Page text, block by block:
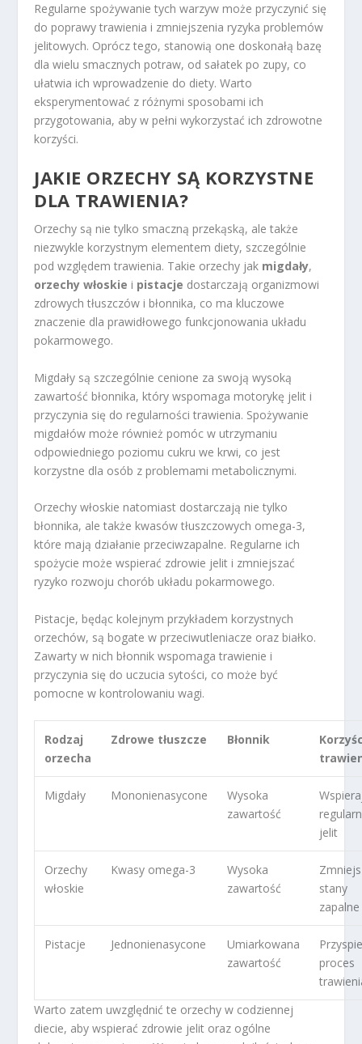
Regularne spożywanie tych warzyw może przyczynić się
do poprawy trawienia i zmniejszenia ryzyka problemów
jelitowych. Oprócz tego, stanowią one doskonałą bazę
dla wielu smacznych potraw, od sałatek po zupy, co
ułatwia ich wprowadzenie do diety. Warto
eksperymentować z różnymi sposobami ich
przygotowania, aby w pełni wykorzystać ich zdrowotne
korzyści.
JAKIE ORZECHY SĄ KORZYSTNE
DLA TRAWIENIA?
Orzechy są nie tylko smaczną przekąską, ale także
niezwykle korzystnym elementem diety, szczególnie
pod względem trawienia. Takie orzechy jak migdały,
orzechy włoskie i pistacje dostarczają organizmowi
zdrowych tłuszczów i błonnika, co ma kluczowe
znaczenie dla prawidłowego funkcjonowania układu
pokarmowego.
Migdały są szczególnie cenione za swoją wysoką
zawartość błonnika, który wspomaga motorykę jelit i
przyczynia się do regularności trawienia. Spożywanie
migdałów może również pomóc w utrzymaniu
odpowiedniego poziomu cukru we krwi, co jest
korzystne dla osób z problemami metabolicznymi.
Orzechy włoskie natomiast dostarczają nie tylko
błonnika, ale także kwasów tłuszczowych omega-3,
które mają działanie przeciwzapalne. Regularne ich
spożycie może wspierać zdrowie jelit i zmniejszać
ryzyko rozwoju chorób układu pokarmowego.
Pistacje, będąc kolejnym przykładem korzystnych
orzechów, są bogate w przeciwutleniacze oraz białko.
Zawarty w nich błonnik wspomaga trawienie i
przyczynia się do uczucia sytości, co może być
pomocne w kontrolowaniu wagi.
Rodzaj
orzecha
Zdrowe tłuszcze Błonnik
Migdały Mononienasycone
Wysoka
zawartość
jelit
Orzechy
włoskie
Kwasy omega-3
Wysoka
zawartość
stany
zapalne
Pistacje Jednonienasycone
Umiarkowana
zawartość
proces
Warto zatem uwzględnić te orzechy w codziennej
diecie, aby wspierać zdrowie jelit oraz ogólne